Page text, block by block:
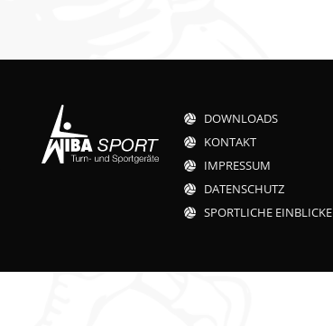
DOWNLOADS
KONTAKT
IMPRESSUM
DATENSCHUTZ
SPORTLICHE EINBLICKE